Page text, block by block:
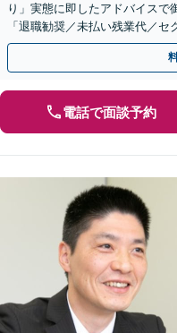
り」実態に即したアドバイスで
「退職勧奨／未払い残業代／
の対応も可能」【休日・夜間相
電話で面談予約